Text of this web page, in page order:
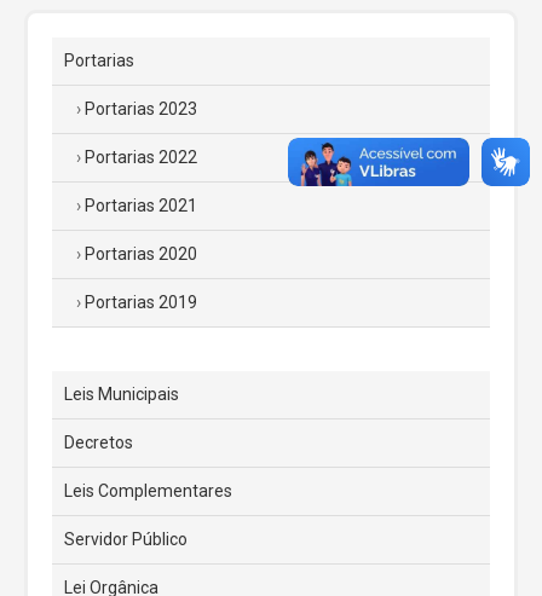
Portarias
Portarias 2023
Portarias 2022
Portarias 2021
Portarias 2020
Portarias 2019
Leis Municipais
Decretos
Leis Complementares
Servidor Público
Lei Orgânica